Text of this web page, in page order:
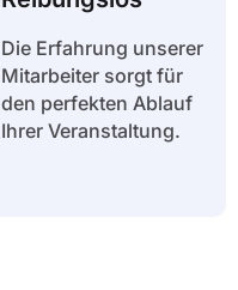
Die Erfahrung unserer
Mitarbeiter sorgt für
den perfekten Ablauf
Ihrer Veranstaltung.